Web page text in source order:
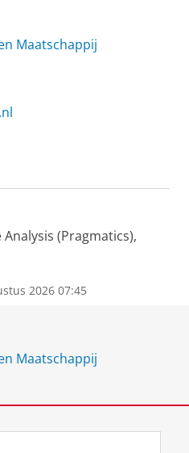
Maatschappij
(Pragmatics),
2026 07:45
Maatschappij